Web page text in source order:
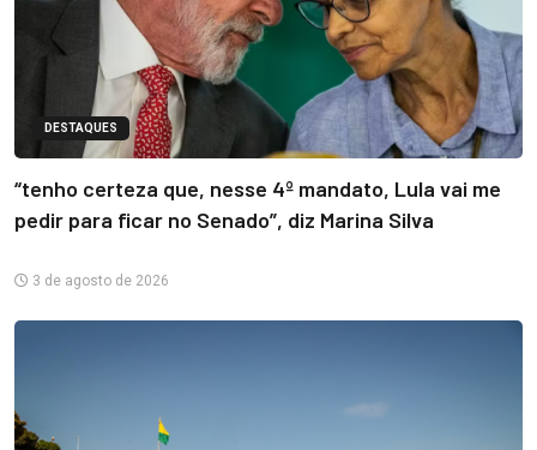
DESTAQUES
“tenho certeza que, nesse 4º mandato, Lula vai me
pedir para ficar no Senado”, diz Marina Silva
3 de agosto de 2026